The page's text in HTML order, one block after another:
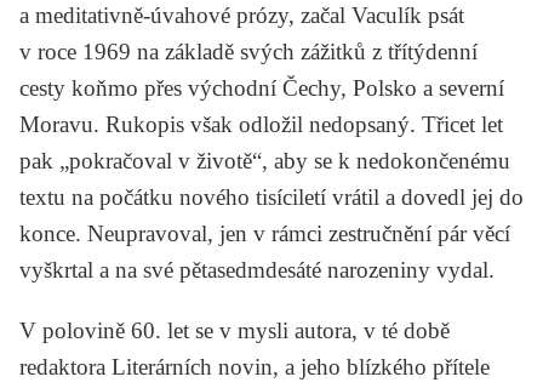
a meditativně-úvahové prózy, začal Vaculík psát
v roce 1969 na základě svých zážitků z třítýdenní
cesty koňmo přes východní Čechy, Polsko a severní
Moravu. Rukopis však odložil nedopsaný. Třicet let
pak „pokračoval v životě“, aby se k nedokončenému
textu na počátku nového tisíciletí vrátil a dovedl jej do
konce. Neupravoval, jen v rámci zestručnění pár věcí
vyškrtal a na své pětasedmdesáté narozeniny vydal.
V polovině 60. let se v mysli autora, v té době
redaktora Literárních novin, a jeho blízkého přítele